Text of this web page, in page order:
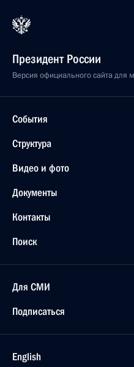
Президент России
Версия официального сайта для
События
Структура
Видео и фото
Документы
Контакты
Поиск
Для СМИ
Подписаться
English